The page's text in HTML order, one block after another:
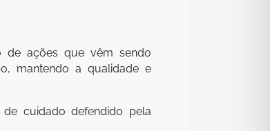
de ações que vêm sendo
mantendo a qualidade e
de cuidado defendido pela